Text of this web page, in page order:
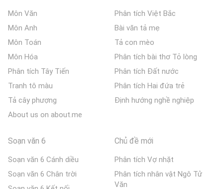
Môn Văn
Môn Anh
Môn Toán
Môn Hóa
Phân tích Tây Tiến
Tranh tô màu
Tả cây phượng
About us on about.me
Phân tích Việt Bắc
Bài văn tả mẹ
Tả con mèo
Phân tích bài thơ Tỏ lòng
Phân tích Đất nước
Phân tích Hai đứa trẻ
Định hướng nghề nghiệp
Soạn văn 6
Soạn văn 6 Cánh diều
Soạn văn 6 Chân trời
Chủ đề mới
Phân tích Vợ nhặt
Phân tích nhân vật Ngô Tử
Văn